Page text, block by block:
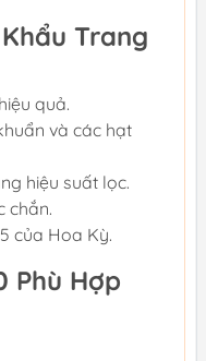
Trang
quả.
và các hạt
hiệu suất lọc.
chắn.
của Hoa Kỳ.
Phù Hợp